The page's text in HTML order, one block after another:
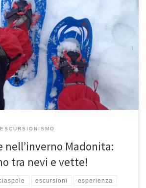
Madonita: in cammino tra nevi e vette! Il
nello spettacolare scenario innevato che
ESCURSIONISMO
nell’inverno Madonita:
tra nevi e vette!
escursioni esperienza